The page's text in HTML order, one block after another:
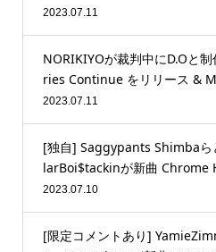
2023.07.11
NORIKIYOが裁判中にD.Oと
ries Continue をリリース &
2023.07.11
[独自] Saggypants Shimbaら
larBoi$tackinが新曲 Chrome
2023.07.10
[限定コメントあり]